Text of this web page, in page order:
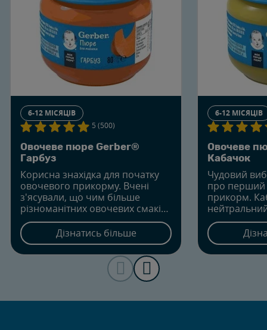
6-12 МІСЯЦІВ
5 (500)
Овочеве пюре Gerber®
Гарбуз
Корисна знахідка для початку
овочевого прикорму. Вчені
з'ясували, що чим більше
різноманітних овочевих смаків
куштує малюк, тим більш
прихильно сприймає нові.
Гарбузове пюре володіє
шовковистою консистенцією і
особливим натуральним
смаком. Цей яскравий овоч
малюка харчуватися
Дізнатись більше
6-12 МІСЯЦІВ
Овочеве
Кабачок
Чудовий
про перший
прикорм.
ще й
чому цей
здатний
малюка з